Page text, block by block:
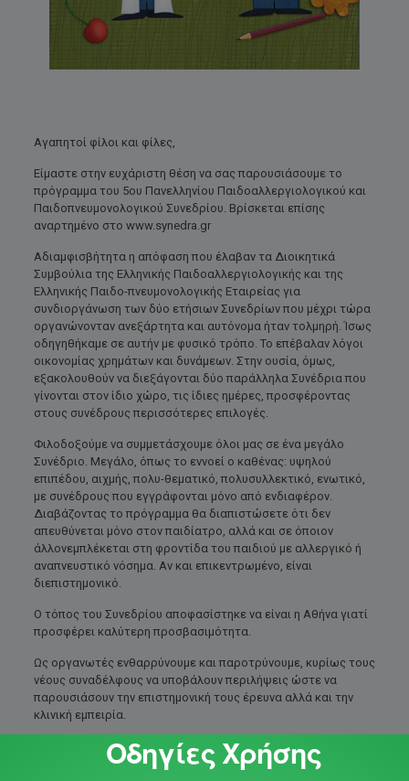
Αγαπητοί φίλοι και φίλες,
Είμαστε στην ευχάριστη θέση να σας παρουσιάσουμε το
πρόγραμμα του 5ου Πανελληνίου Παιδοαλλεργιολογικού και
Παιδοπνευμονολογικού Συνεδρίου. Βρίσκεται επίσης
αναρτημένο στο www.synedra.gr
Αδιαμφισβήτητα η απόφαση που έλαβαν τα Διοικητικά
Συμβούλια της Ελληνικής Παιδοαλλεργιολογικής και της
Ελληνικής Παιδο-πνευμονολογικής Εταιρείας για
συνδιοργάνωση των δύο ετήσιων Συνεδρίων που μέχρι τώρα
οργανώνονταν ανεξάρτητα και αυτόνομα ήταν τολμηρή. Ίσως
οδηγηθήκαμε σε αυτήν με φυσικό τρόπο. Το επέβαλαν λόγοι
οικονομίας χρημάτων και δυνάμεων. Στην ουσία, όμως,
εξακολουθούν να διεξάγονται δύο παράλληλα Συνέδρια που
γίνονται στον ίδιο χώρο, τις ίδιες ημέρες, προσφέροντας
στους συνέδρους περισσότερες επιλογές.
Φιλοδοξούμε να συμμετάσχουμε όλοι μας σε ένα μεγάλο
Συνέδριο. Μεγάλο, όπως το εννοεί ο καθένας: υψηλού
επιπέδου, αιχμής, πολυ-θεματικό, πολυσυλλεκτικό, ενωτικό,
με συνέδρους που εγγράφονται μόνο από ενδιαφέρον.
Διαβάζοντας το πρόγραμμα θα διαπιστώσετε ότι δεν
απευθύνεται μόνο στον παιδίατρο, αλλά και σε όποιον
άλλονεμπλέκεται στη φροντίδα του παιδιού με αλλεργικό ή
αναπνευστικό νόσημα. Αν και επικεντρωμένο, είναι
διεπιστημονικό.
Ο τόπος του Συνεδρίου αποφασίστηκε να είναι η Αθήνα γιατί
προσφέρει καλύτερη προσβασιμότητα.
Ως οργανωτές ενθαρρύνουμε και παροτρύνουμε, κυρίως τους
νέους συναδέλφους να υποβάλουν περιλήψεις ώστε να
παρουσιάσουν την επιστημονική τους έρευνα αλλά και την
κλινική εμπειρία.
Προσβλέπουμε στην ενεργή συμμετοχή σας που θα συμβάλει
στην επιτυχία του Συνεδρίου. Έχουμε τη βεβαιότητα ότι οι
Οδηγίες Χρήσης